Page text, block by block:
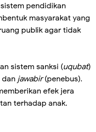
pendidikan
masyarakat yang
publik agar tidak
sistem sanksi (uqubat)
jawabir(penebus).
efek jera
terhadap anak.